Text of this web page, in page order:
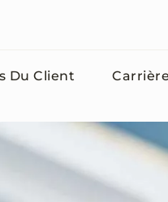
Du Client Carrière